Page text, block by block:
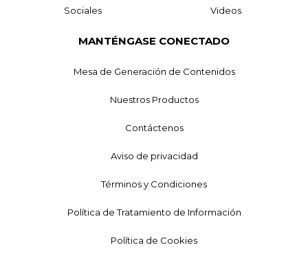
Sociales Videos
MANTÉNGASE CONECTADO
Mesa de Generación de Contenidos
Nuestros Productos
Contáctenos
Aviso de privacidad
Términos y Condiciones
Política de Tratamiento de Información
Política de Cookies